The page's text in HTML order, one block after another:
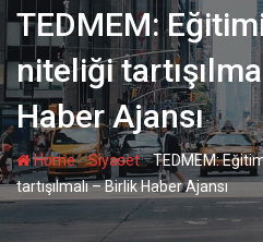
TEDMEM:
niteliği
Haber Ajansı
Home-Siyaset-TEDMEM:
tartışılmalı – Birlik Haber Ajansı